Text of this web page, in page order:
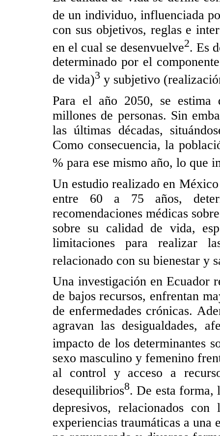
de un individuo, influenciada
con sus objetivos, reglas e
en el cual se desenvuelve2. Es
determinado por el
de vida)3 y subjetivo
Para el año 2050, se estima
millones de personas. Sin
las últimas décadas,
Como consecuencia, la
% para ese mismo año, lo que
Un estudio realizado en
entre 60 a 75 años,
recomendaciones médicas
sobre su calidad de vida,
limitaciones para realizar
relacionado con su bienestar y
Una investigación en Ecuador
de bajos recursos, enfrentan
de enfermedades crónicas.
agravan las desigualdades,
impacto de los determinantes
sexo masculino y femenino
al control y acceso a
desequilibrios8. De esta forma,
depresivos, relacionados con
experiencias traumáticas a